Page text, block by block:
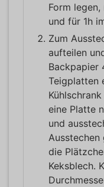
Form
und für 1h
Zum
aufteilen
Backpapier
Teigplatten
eine Platte
und
die
Keksblech.